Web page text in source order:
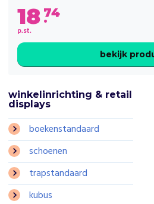
winkelinrichting & retail
displays
boekenstandaard
schoenen
trapstandaard
kubus
18 .
74
p.st.
bekijk